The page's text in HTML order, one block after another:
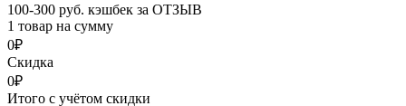
100-300 руб. кэшбек за ОТЗЫВ
1 товар на сумму
0₽
Скидка
0₽
Итого с учётом скидки